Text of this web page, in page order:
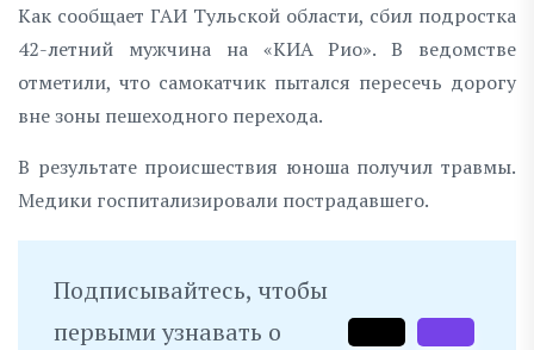
Как сообщает ГАИ Тульской области, сбил подростка
42-летний мужчина на «КИА Рио». В ведомстве
отметили, что самокатчик пытался пересечь дорогу
вне зоны пешеходного перехода.
В результате происшествия юноша получил травмы.
Медики госпитализировали пострадавшего.
Подписывайтесь, чтобы
первыми узнавать о